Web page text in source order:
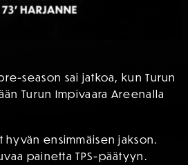
season sai jatkoa, kun Turun
Turun Impivaara Areenalla
hyvän ensimmäisen jakson.
painetta TPS-päätyyn.